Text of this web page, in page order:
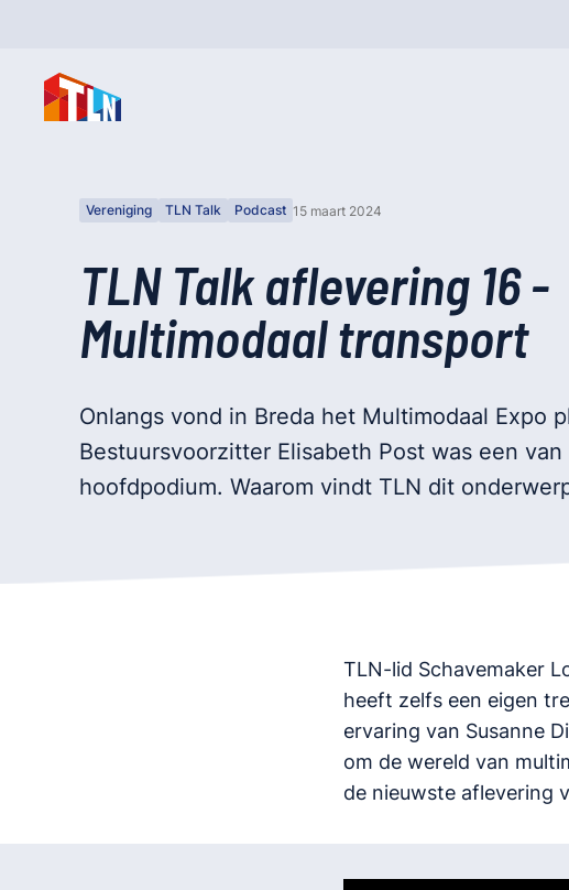
Vereniging TLN Talk Podcast 15 maart 2024
TLN Talk aflevering 16 -
Multimodaal transport
Onlangs vond in Breda het Multimodaal Expo
Bestuursvoorzitter Elisabeth Post was een
hoofdpodium. Waarom vindt TLN dit
TLN-lid Schavemaker
heeft zelfs een eigen
ervaring van Susanne
om de wereld van
de nieuwste aflevering